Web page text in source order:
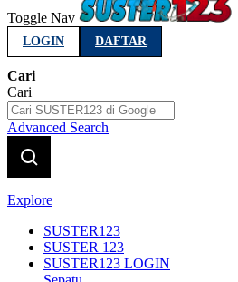
Toggle Nav
LOGIN DAFTAR
Cari
Cari
Advanced Search
Explore
SUSTER123
SUSTER 123
SUSTER123 LOGIN